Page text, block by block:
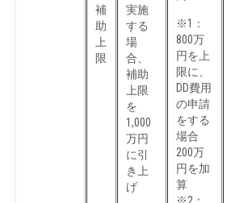
補
助
上
限
実施
する
場
合、
補助
上限
を
1,000
万円
に引
き上
げ
※1：
800万
円を上
限に、
DD費用
の申請
をする
場合
200万
円を加
算